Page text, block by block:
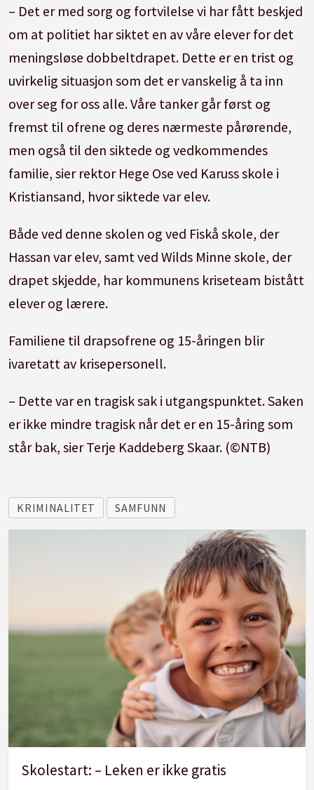
– Det er med sorg og fortvilelse vi har fått beskjed
om at politiet har siktet en av våre elever for det
meningsløse dobbeltdrapet. Dette er en trist og
uvirkelig situasjon som det er vanskelig å ta inn
over seg for oss alle. Våre tanker går først og
fremst til ofrene og deres nærmeste pårørende,
men også til den siktede og vedkommendes
familie, sier rektor Hege Ose ved Karuss skole i
Kristiansand, hvor siktede var elev.
Både ved denne skolen og ved Fiskå skole, der
Hassan var elev, samt ved Wilds Minne skole, der
drapet skjedde, har kommunens kriseteam bistått
elever og lærere.
Familiene til drapsofrene og 15-åringen blir
ivaretatt av krisepersonell.
– Dette var en tragisk sak i utgangspunktet. Saken
er ikke mindre tragisk når det er en 15-åring som
står bak, sier Terje Kaddeberg Skaar. (©NTB)
KRIMINALITET SAMFUNN
Skolestart: – Leken er ikke gratis